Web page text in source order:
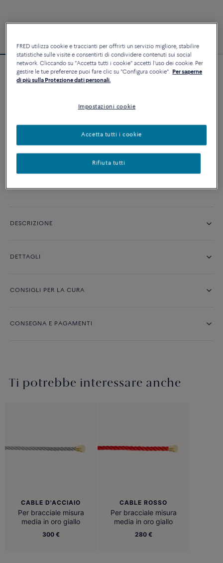
Bracciale Chance Infinie
AGGIUNGI AL CARRELLO
Contattataci per qualsiasi domanda sulle misure
DESCRIZIONE
DETTAGLI
CONSIGLI PER LA CURA
CONSEGNA E PAGAMENTI
Ti potrebbe interessare anche
CABLE D'ACCIAIO
Per bracciale misura
media in oro giallo
300 €
CABLE ROSSO
Per bracciale misura
media in oro giallo
280 €
FRED utilizza cookie e traccianti per offrirti un servizio migliore, stabilire
statistiche sulle visite e consentirti di condividere contenuti sui social
network. Cliccando su "Accetta tutti i cookie" accetti l'uso dei cookie. Per
gestire le tue preferenze puoi fare clic su "Configura cookie". Per saperne
di più sulla Protezione dati personali.
Impostazioni cookie
Rifiuta tutti
Accetta tutti i cookie